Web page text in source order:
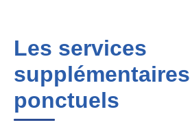
Les services
supplémentaires
ponctuels